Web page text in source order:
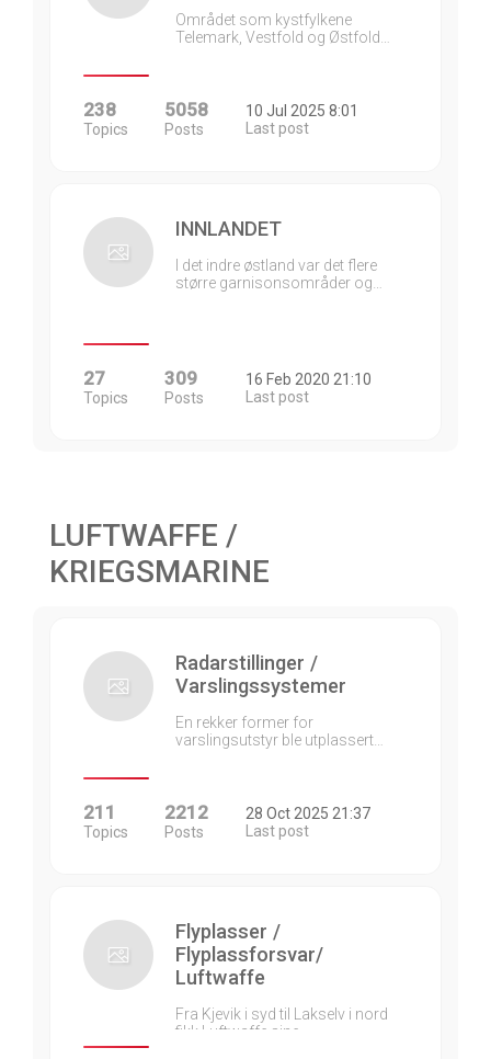
Området som kystfylkene
Telemark, Vestfold og Østfold…
238
Topics
5058
Posts
10 Jul 2025 8:01
Last post
INNLANDET
I det indre østland var det flere
større garnisonsområder og…
27
Topics
309
Posts
16 Feb 2020 21:10
Last post
LUFTWAFFE /
KRIEGSMARINE
Radarstillinger /
Varslingssystemer
En rekker former for
varslingsutstyr ble utplassert…
211
Topics
2212
Posts
28 Oct 2025 21:37
Last post
Flyplasser /
Flyplassforsvar/
Luftwaffe
Fra Kjevik i syd til Lakselv i nord
fikk Luftwaffe sine…